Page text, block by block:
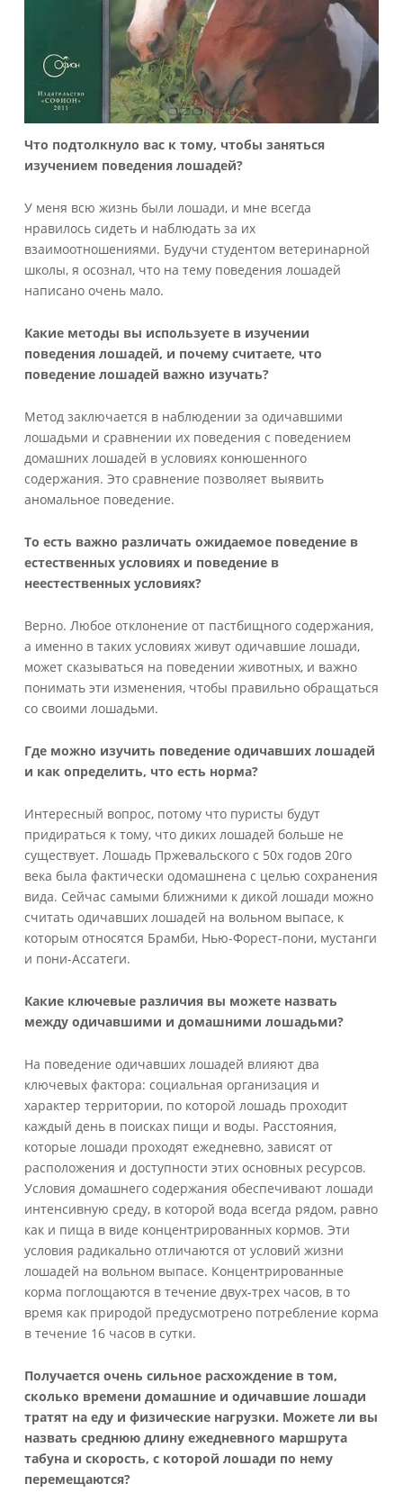
Что подтолкнуло вас к тому, чтобы заняться
изучением поведения лошадей?
У меня всю жизнь были лошади, и мне всегда
нравилось сидеть и наблюдать за их
взаимоотношениями. Будучи студентом ветеринарной
школы, я осознал, что на тему поведения лошадей
написано очень мало.
Какие методы вы используете в изучении
поведения лошадей, и почему считаете, что
поведение лошадей важно изучать?
Метод заключается в наблюдении за одичавшими
лошадьми и сравнении их поведения с поведением
домашних лошадей в условиях конюшенного
содержания. Это сравнение позволяет выявить
аномальное поведение.
То есть важно различать ожидаемое поведение в
естественных условиях и поведение в
неестественных условиях?
Верно. Любое отклонение от пастбищного содержания,
а именно в таких условиях живут одичавшие лошади,
может сказываться на поведении животных, и важно
понимать эти изменения, чтобы правильно обращаться
со своими лошадьми.
Где можно изучить поведение одичавших лошадей
и как определить, что есть норма?
Интересный вопрос, потому что пуристы будут
придираться к тому, что диких лошадей больше не
существует. Лошадь Пржевальского с 50х годов 20го
века была фактически одомашнена с целью сохранения
вида. Сейчас самыми ближними к дикой лошади можно
считать одичавших лошадей на вольном выпасе, к
которым относятся Брамби, Нью-Форест-пони, мустанги
и пони-Ассатеги.
Какие ключевые различия вы можете назвать
между одичавшими и домашними лошадьми?
На поведение одичавших лошадей влияют два
ключевых фактора: социальная организация и
характер территории, по которой лошадь проходит
каждый день в поисках пищи и воды. Расстояния,
которые лошади проходят ежедневно, зависят от
расположения и доступности этих основных ресурсов.
Условия домашнего содержания обеспечивают лошади
интенсивную среду, в которой вода всегда рядом, равно
как и пища в виде концентрированных кормов. Эти
условия радикально отличаются от условий жизни
лошадей на вольном выпасе. Концентрированные
корма поглощаются в течение двух-трех часов, в то
время как природой предусмотрено потребление корма
в течение 16 часов в сутки.
Получается очень сильное расхождение в том,
сколько времени домашние и одичавшие лошади
тратят на еду и физические нагрузки. Можете ли вы
назвать среднюю длину ежедневного маршрута
табуна и скорость, с которой лошади по нему
перемещаются?